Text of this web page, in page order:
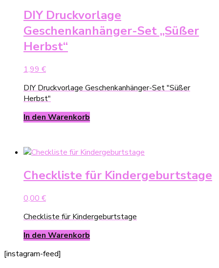
DIY Druckvorlage
Geschenkanhänger-Set „Süßer
Herbst“
1,99 €
DIY Druckvorlage Geschenkanhänger-Set "Süßer
Herbst"
In den Warenkorb
Checkliste für Kindergeburtstage
0,00 €
Checkliste für Kindergeburtstage
In den Warenkorb
[instagram-feed]